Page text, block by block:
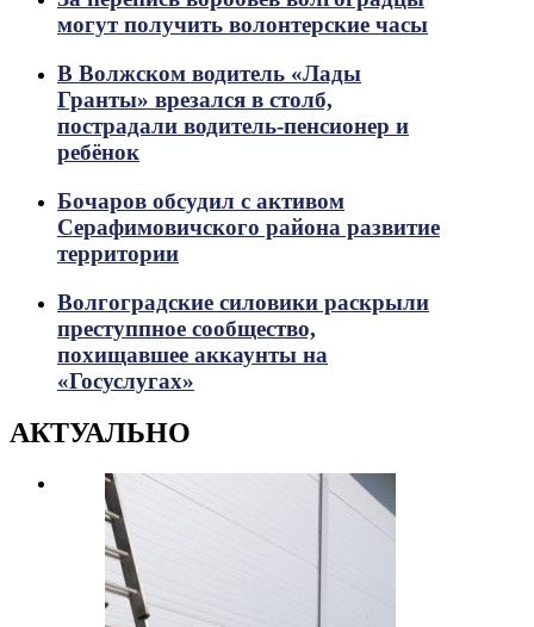
могут получить волонтерские часы
В Волжском водитель «Лады
Гранты» врезался в столб,
пострадали водитель-пенсионер и
ребёнок
Бочаров обсудил с активом
Серафимовичского района развитие
территории
Волгоградские силовики раскрыли
преступпное сообщество,
похищавшее аккаунты на
«Госуслугах»
АКТУАЛЬНО